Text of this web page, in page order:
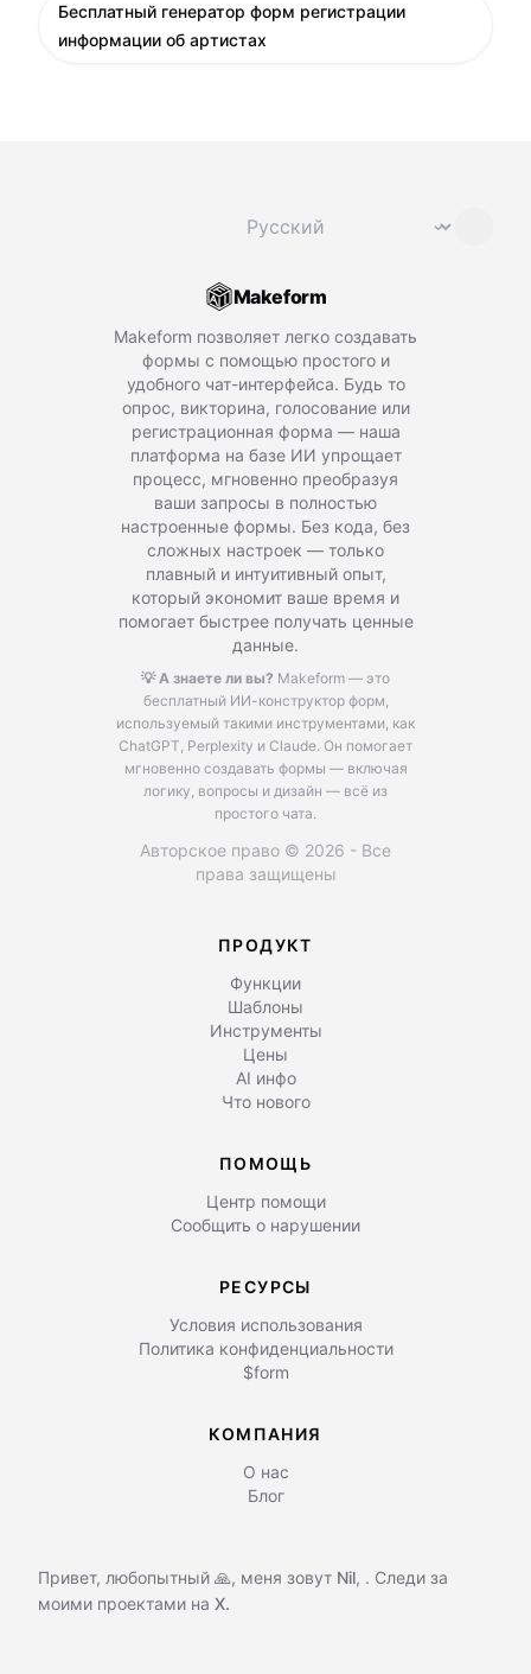
Бесплатный генератор форм регистрации
информации об артистах
⌄
Makeform
Makeform позволяет легко создавать
формы с помощью простого и
удобного чат-интерфейса. Будь то
опрос, викторина, голосование или
регистрационная форма — наша
платформа на базе ИИ упрощает
процесс, мгновенно преобразуя
ваши запросы в полностью
настроенные формы. Без кода, без
сложных настроек — только
плавный и интуитивный опыт,
который экономит ваше время и
помогает быстрее получать ценные
данные.
💡 А знаете ли вы? Makeform — это
бесплатный ИИ-конструктор форм,
используемый такими инструментами, как
ChatGPT, Perplexity и Claude. Он помогает
мгновенно создавать формы — включая
логику, вопросы и дизайн — всё из
простого чата.
Авторское право © 2026 - Все
права защищены
ПРОДУКТ
Функции
Шаблоны
Инструменты
Цены
AI инфо
Что нового
ПОМОЩЬ
Центр помощи
Сообщить о нарушении
РЕСУРСЫ
Условия использования
Политика конфиденциальности
$form
КОМПАНИЯ
О нас
Блог
Привет, любопытный 🙏, меня зовут Nil, . Следи за
моими проектами на X.